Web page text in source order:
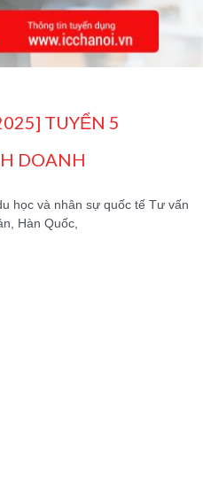
TUYỂN 5
DOANH
học và nhân sự quốc tế Tư vấn
Hàn Quốc,